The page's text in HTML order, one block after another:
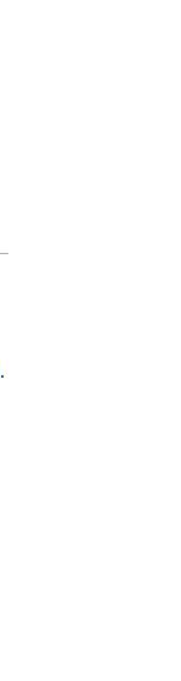
.